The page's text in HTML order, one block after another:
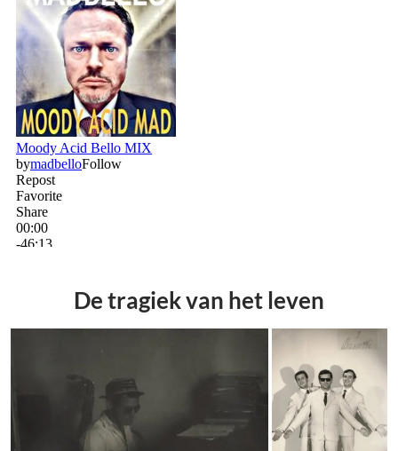
De tragiek van het leven